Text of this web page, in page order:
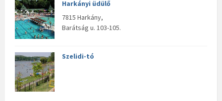
Harkányi üdülő
7815 Harkány,
Barátság u. 103-105.
Szelidi-tó